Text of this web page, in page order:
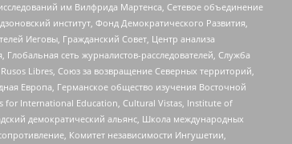
им Вилфрида Мартенса, Сетевое объединение
институт, Фонд Демократического Развития,
Иеговы, Гражданский Совет, Центр анализа
сеть журналистов-расследователей, Служба
Libres, Союз за возвращение Северных территорий,
Европа, Германское общество изучения Восточной
International Education, Cultural Vistas, Institute of
демократический альянс, Школа международных
Комитет независимости Ингушетии,